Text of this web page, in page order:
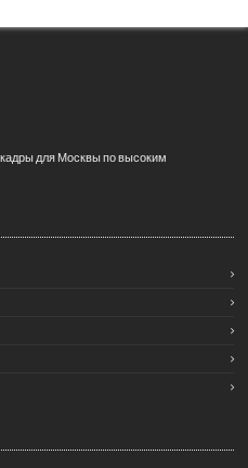
для Москвы по высоким